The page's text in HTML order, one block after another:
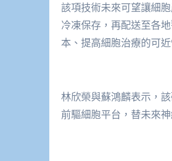
該項技術未來可望讓細
冷凍保存，再配送至各
本、提高細胞治療的可
林欣榮與蘇鴻麟表示，
前驅細胞平台，替未來